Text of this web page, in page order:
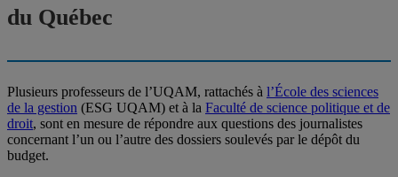
du Québec
Plusieurs professeurs de l’UQAM, rattachés à l’École des sciences
de la gestion (ESG UQAM) et à la Faculté de science politique et de
droit, sont en mesure de répondre aux questions des journalistes
concernant l’un ou l’autre des dossiers soulevés par le dépôt du
budget.